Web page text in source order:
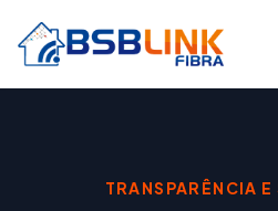
TRANSPARÊNCIA